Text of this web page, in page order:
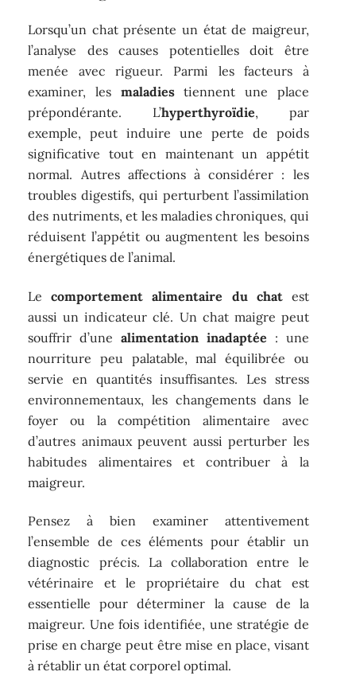
Lorsqu’un chat présente un état de maigreur,
l’analyse des causes potentielles doit être
menée avec rigueur. Parmi les facteurs à
examiner, les maladiestiennent une place
prépondérante. L’hyperthyroïdie, par
exemple, peut induire une perte de poids
significative tout en maintenant un appétit
normal. Autres affections à considérer : les
troubles digestifs, qui perturbent l’assimilation
des nutriments, et les maladies chroniques, qui
réduisent l’appétit ou augmentent les besoins
énergétiques de l’animal.
Lecomportement alimentaire du chatest
aussi un indicateur clé. Un chat maigre peut
souffrir d’unealimentation inadaptée : une
nourriture peu palatable, mal équilibrée ou
servie en quantités insuffisantes. Les stress
environnementaux, les changements dans le
foyer ou la compétition alimentaire avec
d’autres animaux peuvent aussi perturber les
habitudes alimentaires et contribuer à la
maigreur.
Pensez à bien examiner attentivement
l’ensemble de ces éléments pour établir un
diagnostic précis. La collaboration entre le
vétérinaire et le propriétaire du chat est
essentielle pour déterminer la cause de la
maigreur. Une fois identifiée, une stratégie de
prise en charge peut être mise en place, visant
à rétablir un état corporel optimal.